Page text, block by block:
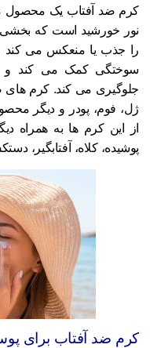
ضد آفتاب یک محصول
جذب یا منعکس می کند و
کمک می کند و
می کند. کرم های
فوم، پودر و دیگر
این کرم ها به همراه
کلاه، آفتابگیر،
ضد آفتاب برای